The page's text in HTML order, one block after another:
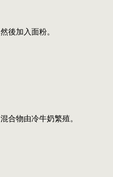
然後加入面粉。
混合物由冷牛奶繁殖。